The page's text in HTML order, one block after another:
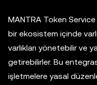
MANTRA Token
bir ekosistem içinde
varlıkları yönetebilir ve
getirebilirler. Bu
işletmelere yasal